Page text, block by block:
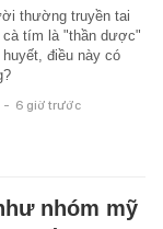
thường truyền tai
cà tím là "thần dược"
điều này có
- 6 giờ trước
nhóm mỹ